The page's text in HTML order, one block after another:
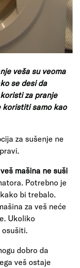
veša su veoma
se desi da
za pranje
koristiti samo kao
za sušenje ne
mašina ne suši
Potrebno je
bi trebalo.
za veš neće
Ukoliko
dobro da
veš ostaje